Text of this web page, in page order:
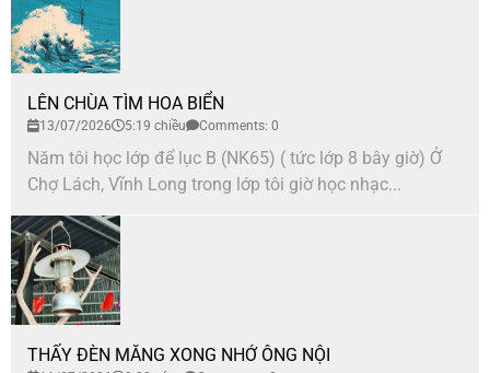
LÊN CHÙA TÌM HOA BIỂN
13/07/2026 5:19 chiều Comments: 0
Năm tôi học lớp để lục B (NK65) ( tức lớp 8 bây giờ) Ở
Chợ Lách, Vĩnh Long trong lớp tôi giờ học nhạc...
THẤY ĐÈN MĂNG XONG NHỚ ÔNG NỘI